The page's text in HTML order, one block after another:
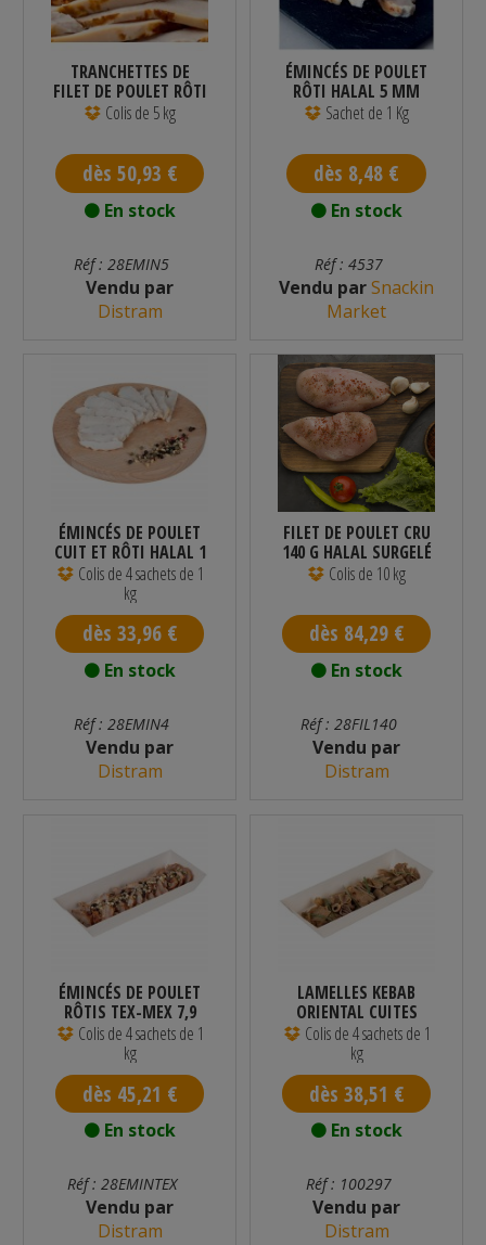
TRANCHETTES DE
FILET DE POULET RÔTI
HALAL...
Colis de 5 kg
dès 50,93 €
En stock
Réf : 28EMIN5
Vendu par
Distram
ÉMINCÉS DE POULET
RÔTI HALAL 5 MM
(+/- 2 MM)...
Sachet de 1 Kg
dès 8,48 €
En stock
Réf : 4537
Vendu parSnackin
Market
ÉMINCÉS DE POULET
CUIT ET RÔTI HALAL 1
KG - PAR 4
Colis de 4 sachets de 1
kg
dès 33,96 €
En stock
Réf : 28EMIN4
Vendu par
Distram
FILET DE POULET CRU
140 G HALAL SURGELÉ
2,5 KG...
Colis de 10 kg
dès 84,29 €
En stock
Réf : 28FIL140
Vendu par
Distram
ÉMINCÉS DE POULET
RÔTIS TEX-MEX 7,9
MM HALAL...
Colis de 4 sachets de 1
kg
dès 45,21 €
En stock
Réf : 28EMINTEX
Vendu par
Distram
LAMELLES KEBAB
ORIENTAL CUITES
HALAL SURGELÉES...
Colis de 4 sachets de 1
kg
dès 38,51 €
En stock
Réf : 100297
Vendu par
Distram